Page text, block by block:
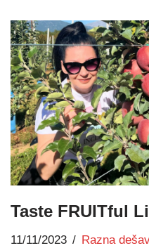
Taste FRUITful
11/11/2023 Razna